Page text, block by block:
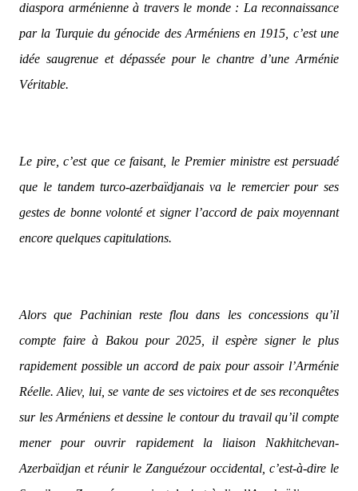
diaspora arménienne à travers le monde : La reconnaissance
par la Turquie du génocide des Arméniens en 1915, c’est une
idée saugrenue et dépassée pour le chantre d’une Arménie
Véritable.
Le pire, c’est que ce faisant, le Premier ministre est persuadé
que le tandem turco-azerbaïdjanais va le remercier pour ses
gestes de bonne volonté et signer l’accord de paix moyennant
encore quelques capitulations.
Alors que Pachinian reste flou dans les concessions qu’il
compte faire à Bakou pour 2025, il espère signer le plus
rapidement possible un accord de paix pour assoir l’Arménie
Réelle. Aliev, lui, se vante de ses victoires et de ses reconquêtes
sur les Arméniens et dessine le contour du travail qu’il compte
mener pour ouvrir rapidement la liaison Nakhitchevan-
Azerbaïdjan et réunir le Zanguézour occidental, c’est-à-dire le